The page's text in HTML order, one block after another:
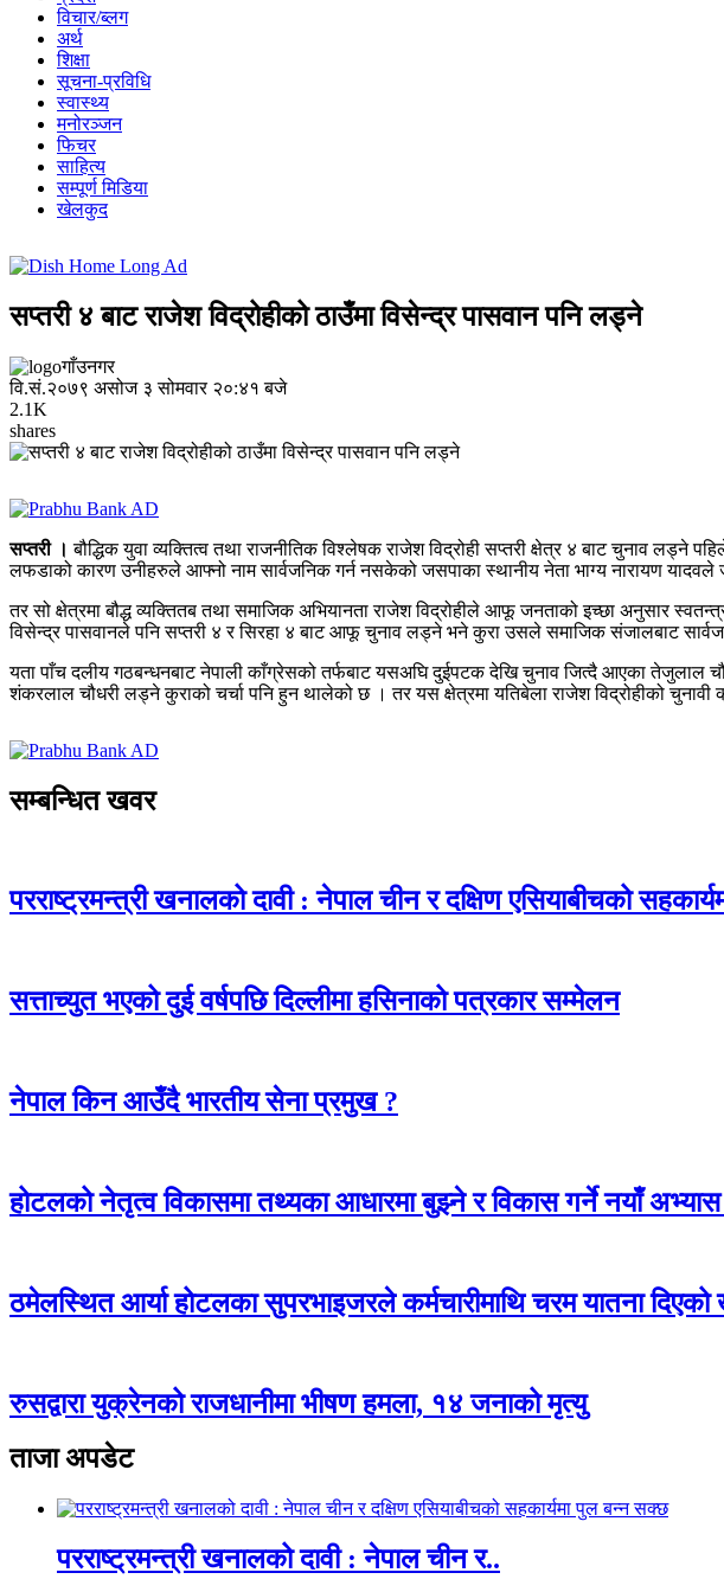
विचार/ब्लग
अर्थ
शिक्षा
सूचना-प्रविधि
स्वास्थ्य
मनोरञ्जन
फिचर
साहित्य
सम्पूर्ण मिडिया
खेलकुद
सप्तरी ४ बाट राजेश विद्रोहीको ठाउँमा विसेन्द्र पासवान पनि लड्ने
गाँउनगर
वि.सं.२०७९ असोज ३ सोमवार २०:४१ बजे
2.1K
shares
सप्तरी । बौद्धिक युवा व्यक्तित्व तथा राजनीतिक विश्लेषक राजेश विद्रोही सप्तरी क्षेत्र ४ बाट चुनाव
लफडाको कारण उनीहरुले आफ्नो नाम सार्वजनिक गर्न नसकेको जसपाका स्थानीय नेता भाग्य नारायण यादवले
तर सो क्षेत्रमा बौद्ध व्यक्तितब तथा समाजिक अभियानता राजेश विद्रोहीले आफू जनताको इच्छा अनुसार
विसेन्द्र पासवानले पनि सप्तरी ४ र सिरहा ४ बाट आफू चुनाव लड्ने भने कुरा उसले समाजिक संजालबाट
यता पाँच दलीय गठबन्धनबाट नेपाली काँग्रेसको तर्फबाट यसअघि दुईपटक देखि चुनाव जित्दै आएका तेजुलाल
शंकरलाल चौधरी लड्ने कुराको चर्चा पनि हुन थालेको छ । तर यस क्षेत्रमा यतिबेला राजेश विद्रोहीको चुनावी
सम्बन्धित खवर
परराष्ट्रमन्त्री खनालको दावी : नेपाल चीन र दक्षिण एसियाबीचको
सत्ताच्युत भएको दुई वर्षपछि दिल्लीमा हसिनाको पत्रकार सम्मेलन
नेपाल किन आउँदै भारतीय सेना प्रमुख ?
होटलको नेतृत्व विकासमा तथ्यका आधारमा बुझ्ने र विकास गर्ने नयाँ
ठमेलस्थित आर्या होटलका सुपरभाइजरले कर्मचारीमाथि चरम यातना दिएको
रुसद्वारा युक्रेनको राजधानीमा भीषण हमला, १४ जनाको मृत्यु
ताजा अपडेट
परराष्ट्रमन्त्री खनालको दावी : नेपाल चीन र..